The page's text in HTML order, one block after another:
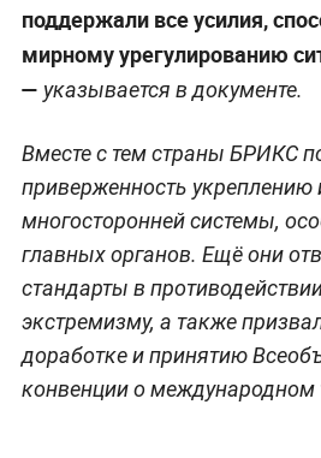
поддержали все усилия,
мирному урегулированию
— указывается в документе.
Вместе с тем страны БРИКС
приверженность
многосторонней системы,
главных органов. Ещё они
стандарты в
экстремизму, а также
доработке и принятию
конвенции о международном